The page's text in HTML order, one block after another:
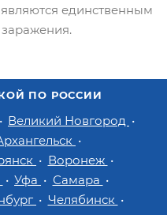
единственным
ПО РОССИИ
Великий Новгород
Воронеж
Уфа
Самара
Челябинск